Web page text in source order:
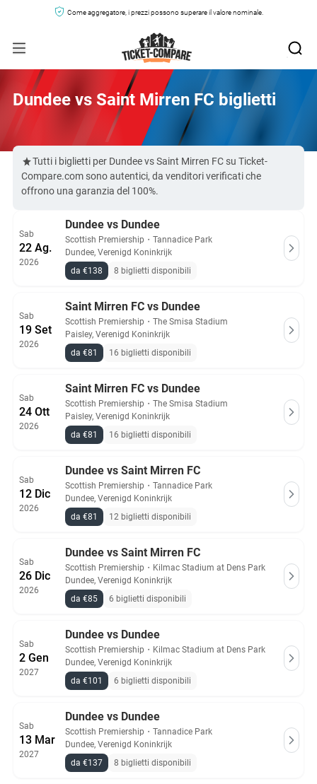
Come aggregatore, i prezzi possono superare il valore nominale.
Dundee vs Saint Mirren FC biglietti
Tutti i biglietti per Dundee vs Saint Mirren FC su Ticket-
Compare.com sono autentici, da venditori verificati che
offrono una garanzia del 100%.
Sab
22 Ag.
2026
Dundee vs Dundee
Scottish Premiership ・ Tannadice Park
Dundee, Verenigd Koninkrijk
da €138
8 biglietti disponibili
Sab
19 Set
2026
Saint Mirren FC vs Dundee
Scottish Premiership ・ The Smisa Stadium
Paisley, Verenigd Koninkrijk
da €81
16 biglietti disponibili
Sab
24 Ott
2026
Saint Mirren FC vs Dundee
Scottish Premiership ・ The Smisa Stadium
Paisley, Verenigd Koninkrijk
da €81
16 biglietti disponibili
Sab
12 Dic
2026
Dundee vs Saint Mirren FC
Scottish Premiership ・ Tannadice Park
Dundee, Verenigd Koninkrijk
da €81
12 biglietti disponibili
Sab
26 Dic
2026
Dundee vs Saint Mirren FC
Scottish Premiership ・ Kilmac Stadium at Dens Park
Dundee, Verenigd Koninkrijk
da €85
6 biglietti disponibili
Sab
2 Gen
2027
Dundee vs Dundee
Scottish Premiership ・ Kilmac Stadium at Dens Park
Dundee, Verenigd Koninkrijk
da €101
6 biglietti disponibili
Sab
13 Mar
2027
Dundee vs Dundee
Scottish Premiership ・ Tannadice Park
Dundee, Verenigd Koninkrijk
da €137
8 biglietti disponibili